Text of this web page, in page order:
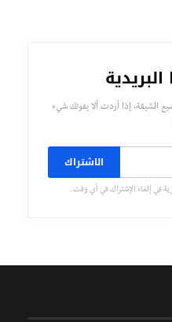
الشيقة، إذا أردت ألا يفوتك شيء
الاشتراك
في إلغاء الإشتراك في أي وقت.